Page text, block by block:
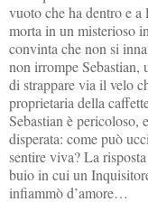
vuoto che ha dentro e
morta in un misterioso
convinta che non si
non irrompe Sebastian,
di strappare via il velo
proprietaria della
Sebastian è pericoloso,
disperata: come può
sentire viva? La
buio in cui un
infiammò d’amore…